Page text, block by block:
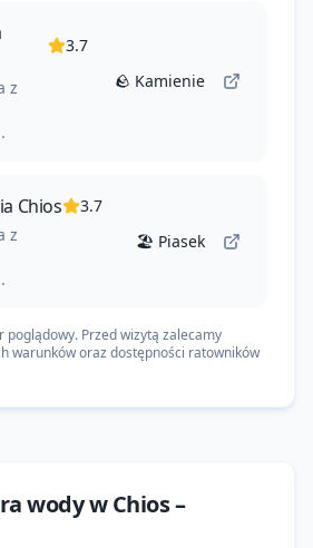
3.7
z
🪨 Kamienie
Chios
3.7
z
🏖️ Piasek
poglądowy. Przed wizytą zalecamy
warunków oraz dostępności ratowników
wody wChios–